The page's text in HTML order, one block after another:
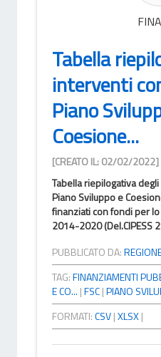
Tabella
interventi
Piano
Coesione...
[CREATO IL: 02/02/2022]
Tabella riepilogativa
Piano Sviluppo e
finanziati con fondi per
2014-2020 (Del.CIPESS
PUBBLICATO DA:
TAG:FINANZIAMENTI
E CO... |FSC|PIANO
FORMATI:CSV|XLSX|